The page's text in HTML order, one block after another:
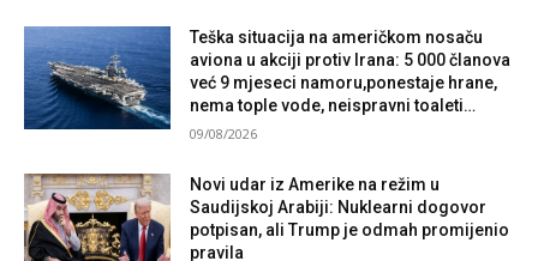
Teška situacija na američkom nosaču
aviona u akciji protiv Irana: 5 000 članova
već 9 mjeseci namoru,ponestaje hrane,
nema tople vode, neispravni toaleti…
09/08/2026
Novi udar iz Amerike na režim u
Saudijskoj Arabiji: Nuklearni dogovor
potpisan, ali Trump je odmah promijenio
pravila